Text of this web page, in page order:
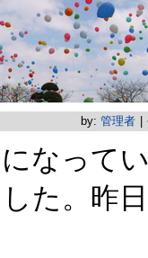
by: 管理者
なって
た。昨